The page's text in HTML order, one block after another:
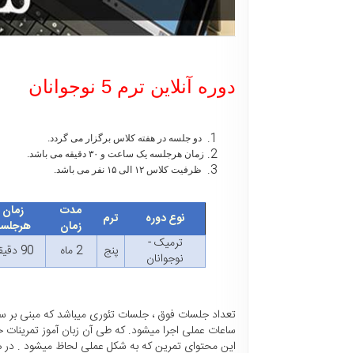
دوره آنلاین ترم 5 نوجوانان
دو جلسه در هفته کلاس برگزار می گردد.
زمان هرجلسه یک ساعت و ۳۰ دقیقه می باشد.
ظرفیت کلاس ۱۲ الی ۱۵ نفر می باشد.
نوع دوره ترم
مدت
زمان
زمان
ترمیک -
نوجوانان
پنج 2 ماه 90 دقیقه
تعداد جلسات فوق ، جلسات تئوری میباشد که مبنی
ساعات عملی اجرا میشود. که طی آن زبان آموز
این محتوای تمرین که به شکل عملی لحاظ میشود . در هفته حداقل 360 دقیقه و حداکثر 630